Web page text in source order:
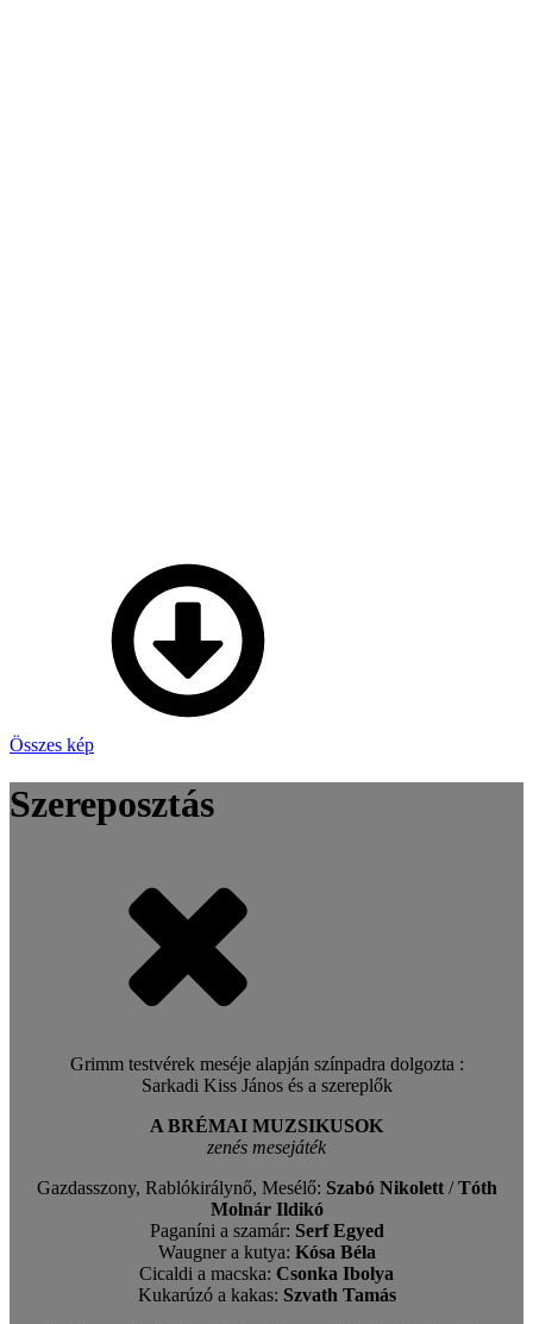
Összes kép
Szereposztás
Grimm testvérek meséje alapján színpadra dolgozta :
Sarkadi Kiss János és a szereplők
A BRÉMAI MUZSIKUSOK
zenés mesejáték
Gazdasszony, Rablókirálynő, Mesélő: Szabó Nikolett/Tóth
Molnár Ildikó
Paganíni a szamár: Serf Egyed
Waugner a kutya: Kósa Béla
Cicaldi a macska: Csonka Ibolya
Kukarúzó a kakas: Szvath Tamás